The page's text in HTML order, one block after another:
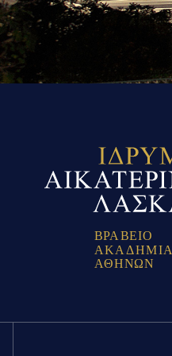
ΒΡΑ ΒΕΙΟ
ΑΚΑ ΔΗΜΙΑ
ΑΘΗΝΩΝ